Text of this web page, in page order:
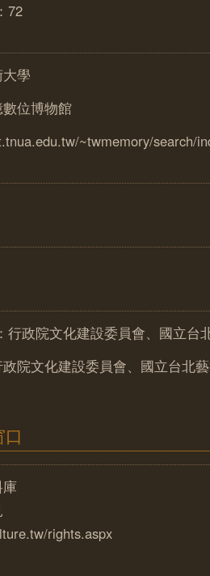
72
學
位博物館
~twmemory/search/
行政院文化建設委員會、國立台
院文化建設委員會、國立台北
rights.aspx